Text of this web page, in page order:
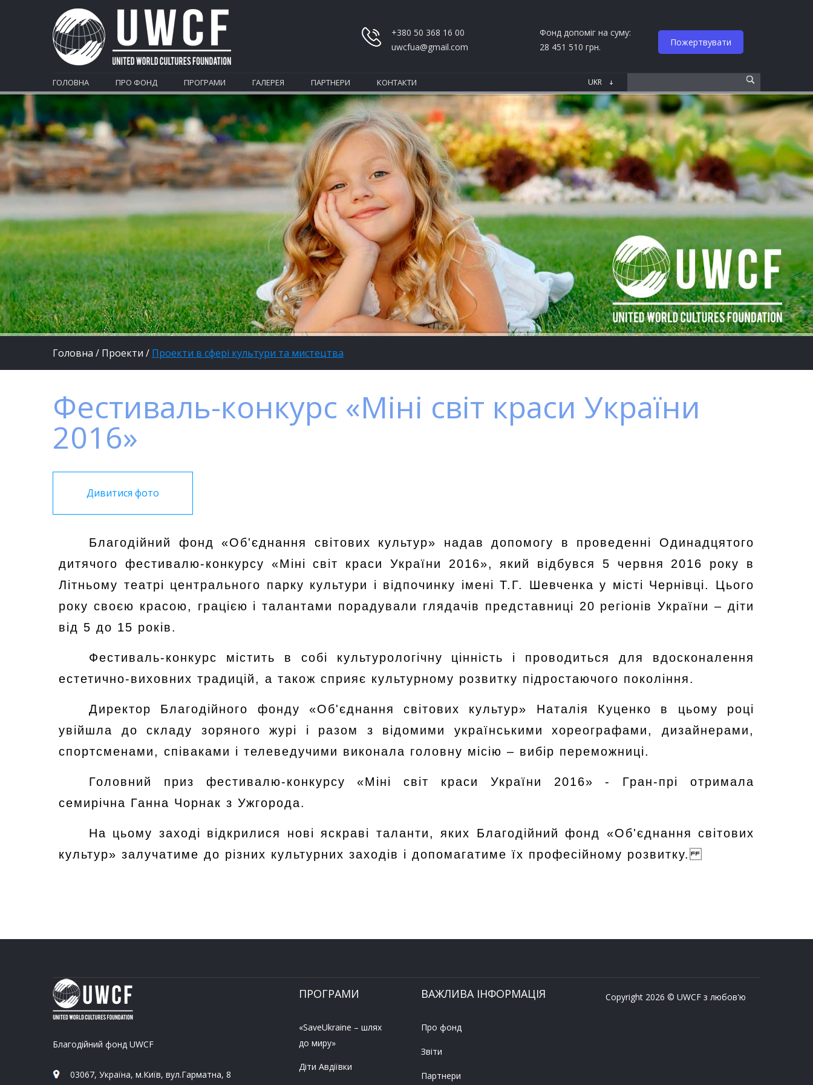
+380 50 368 16 00
uwcfua@gmail.com
Фонд допоміг на суму:
28 451 510 грн.
Пожертвувати
ГОЛОВНА ПРО ФОНД ПРОГРАМИ ГАЛЕРЕЯ ПАРТНЕРИ КОНТАКТИ
Головна / Проекти / Проекти в сфері культури та мистецтва
Фестиваль-конкурс «Міні світ краси України
2016»
Дивитися фото
Благодійний фонд «Об'єднання світових культур» надав допомогу в проведенні Одинадцятого
дитячого фестивалю-конкурсу «Міні світ краси України 2016», який відбувся 5 червня 2016 року в
Літньому театрі центрального парку культури і відпочинку імені Т.Г. Шевченка у місті Чернівці. Цього
року своєю красою, грацією і талантами порадували глядачів представниці 20 регіонів України – діти
від 5 до 15 років.
Фестиваль-конкурс містить в собі культурологічну цінність і проводиться для вдосконалення
естетично-виховних традицій, а також сприяє культурному розвитку підростаючого покоління.
Директор Благодійного фонду «Об'єднання світових культур» Наталія Куценко в цьому році
увійшла до складу зоряного журі і разом з відомими українськими хореографами, дизайнерами,
спортсменами, співаками і телеведучими виконала головну місію – вибір переможниці.
Головний приз фестивалю-конкурсу «Міні світ краси України 2016» - Гран-прі отримала
семирічна Ганна Чорнак з Ужгорода.
На цьому заході відкрилися нові яскраві таланти, яких Благодійний фонд «Об'єднання світових
культур» залучатиме до різних культурних заходів і допомагатиме їх професійному розвитку.
Благодійний фонд UWCF
03067, Україна, м.Київ, вул.Гарматна, 8
ПРОГРАМИ
«SaveUkraine – шлях
до миру»
Діти Авдіївки
ВАЖЛИВА ІНФОРМАЦІЯ
Про фонд
Звіти
Партнери
Copyright 2026 © UWCF з любов'ю